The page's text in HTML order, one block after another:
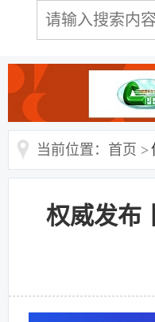
当前位置：首页 >
权威发布